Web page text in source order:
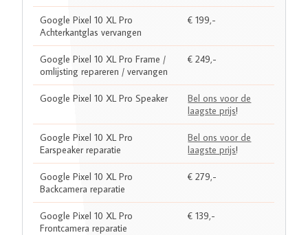
Google Pixel 10 XL Pro
Achterkantglas vervangen
€ 199,-
Google Pixel 10 XL Pro Frame /
omlijsting repareren / vervangen
€ 249,-
Google Pixel 10 XL Pro Speaker
Bel ons voor de
laagste prijs!
Google Pixel 10 XL Pro
Earspeaker reparatie
Bel ons voor de
laagste prijs!
Google Pixel 10 XL Pro
Backcamera reparatie
€ 279,-
Google Pixel 10 XL Pro
Frontcamera reparatie
€ 139,-